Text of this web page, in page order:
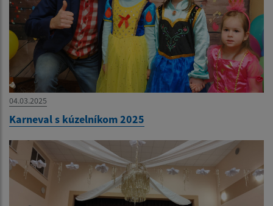
04.03.2025
Karneval s kúzelníkom 2025